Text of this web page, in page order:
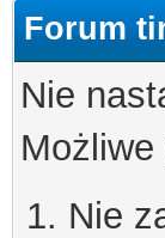
Forum
Nie
Nie